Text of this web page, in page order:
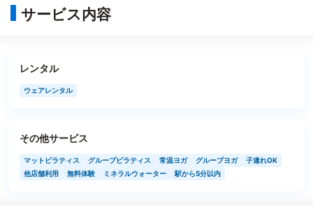
サービス内容
レンタル
ウェアレンタル
その他サービス
マットピラティス グループピラティス 常温ヨガ グループヨガ
子連れOK
他店舗利用
無料体験 ミネラルウォーター 駅から5分以内